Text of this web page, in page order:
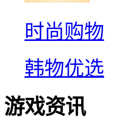
时尚购物
韩物优选
游戏资讯